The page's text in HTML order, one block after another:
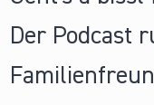
Der Podcast